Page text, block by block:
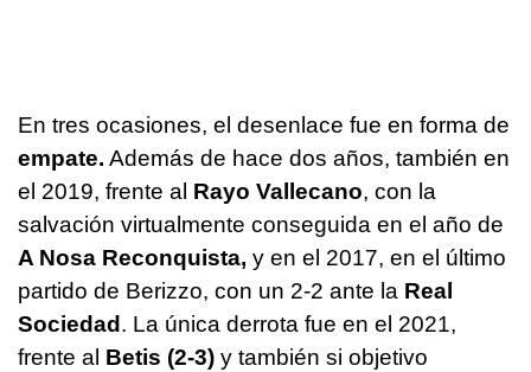
En tres ocasiones, el desenlace fue en forma de
empate. Además de hace dos años, también en
el 2019, frente al Rayo Vallecano, con la
salvación virtualmente conseguida en el año de
A Nosa Reconquista, y en el 2017, en el último
partido de Berizzo, con un 2-2 ante la Real
Sociedad . La única derrota fue en el 2021,
frente al Betis (2-3) y también si objetivo